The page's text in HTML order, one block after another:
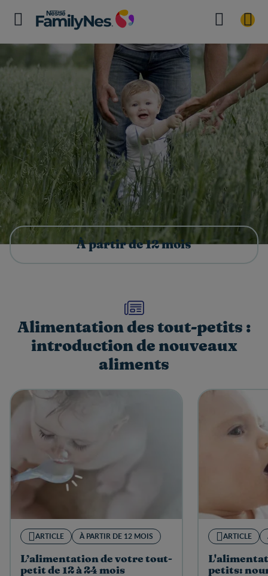
À partir de 12 mois
Alimentation des tout-petits :
introduction de nouveaux
aliments
ARTICLE À PARTIR DE 12 MOIS
L’alimentation de votre tout-
petit de 12 à 24 mois
ARTICLE
petits: